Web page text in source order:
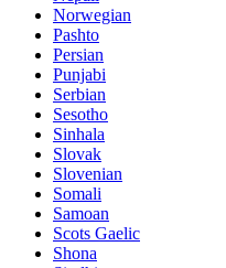
Norwegian
Pashto
Persian
Punjabi
Serbian
Sesotho
Sinhala
Slovak
Slovenian
Somali
Samoan
Scots Gaelic
Shona